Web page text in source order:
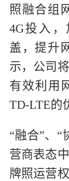
照融合组
4G投入
盖，提升
示，公司
有效利用
TD-LTE的
“融合”、“
营商表态
牌照运营